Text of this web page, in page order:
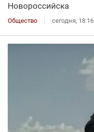
Новороссийска
Общество сегодня, 18:16